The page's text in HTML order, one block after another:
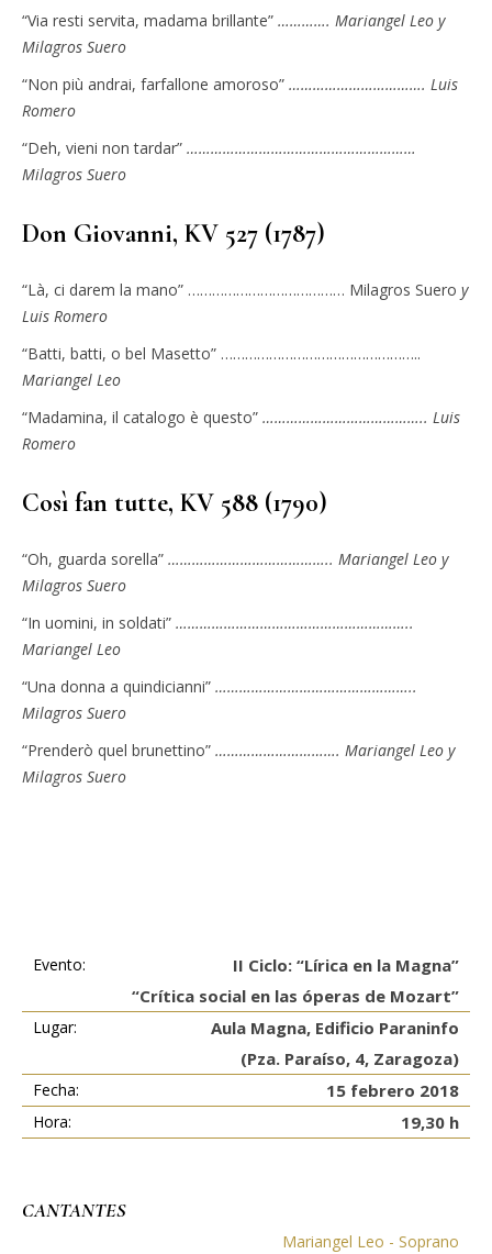
“Via resti servita, madama brillante” …………. Mariangel Leo y
Milagros Suero
“Non più andrai, farfallone amoroso” ……………………………. Luis
Romero
“Deh, vieni non tardar” …………………………………………………
Milagros Suero
Don Giovanni, KV 527 (1787)
“Là, ci darem la mano” ………………………………… Milagros Suero y
Luis Romero
“Batti, batti, o bel Masetto” …………………………………………..
Mariangel Leo
“Madamina, il catalogo è questo” ………………………………….. Luis
Romero
Così fan tutte, KV 588 (1790)
“Oh, guarda sorella” ………………………………….. Mariangel Leo y
Milagros Suero
“In uomini, in soldati” …………………………………………………..
Mariangel Leo
“Una donna a quindicianni” …………………………………………..
Milagros Suero
“Prenderò quel brunettino” …………………………. Mariangel Leo y
Milagros Suero
Evento:
II Ciclo: “Lírica en la Magna”
“Crítica social en las óperas de Mozart”
Lugar:
Aula Magna, Edificio Paraninfo
(Pza. Paraíso, 4, Zaragoza)
Fecha: 15 febrero 2018
Hora: 19,30 h
CANTANTES
Mariangel Leo - Soprano